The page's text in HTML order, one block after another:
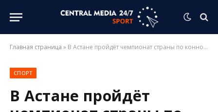
Главная страница » В Астане пройдёт чемпионат страны по конному спорту
СПОРТ
В Астане пройдёт